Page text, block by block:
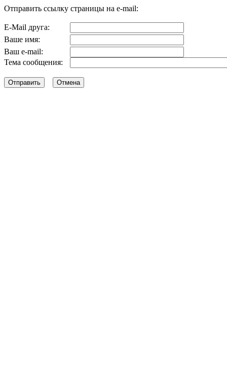
Отправить ссылку страницы на e-mail:
E-Mail друга:
Ваше имя:
Ваш e-mail:
Тема сообщения: